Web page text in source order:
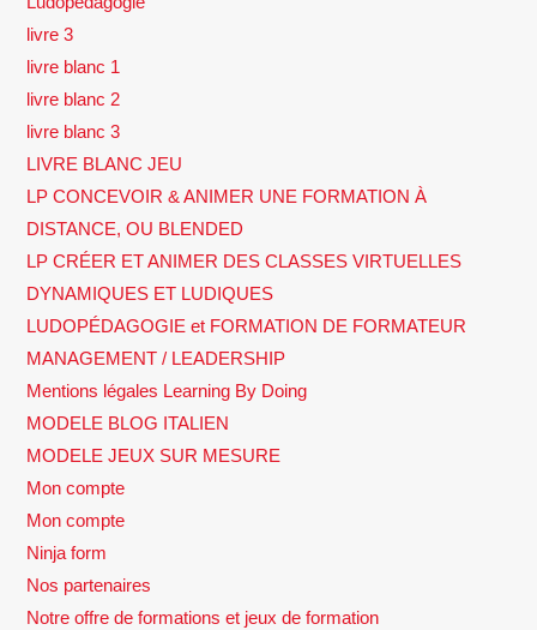
livre 3
livre blanc 1
livre blanc 2
livre blanc 3
LIVRE BLANC JEU
LP CONCEVOIR & ANIMER UNE FORMATION À
DISTANCE, OU BLENDED
LP CRÉER ET ANIMER DES CLASSES VIRTUELLES
DYNAMIQUES ET LUDIQUES
LUDOPÉDAGOGIE et FORMATION DE FORMATEUR
MANAGEMENT / LEADERSHIP
Mentions légales Learning By Doing
MODELE BLOG ITALIEN
MODELE JEUX SUR MESURE
Mon compte
Mon compte
Ninja form
Nos partenaires
Notre offre de formations et jeux de formation